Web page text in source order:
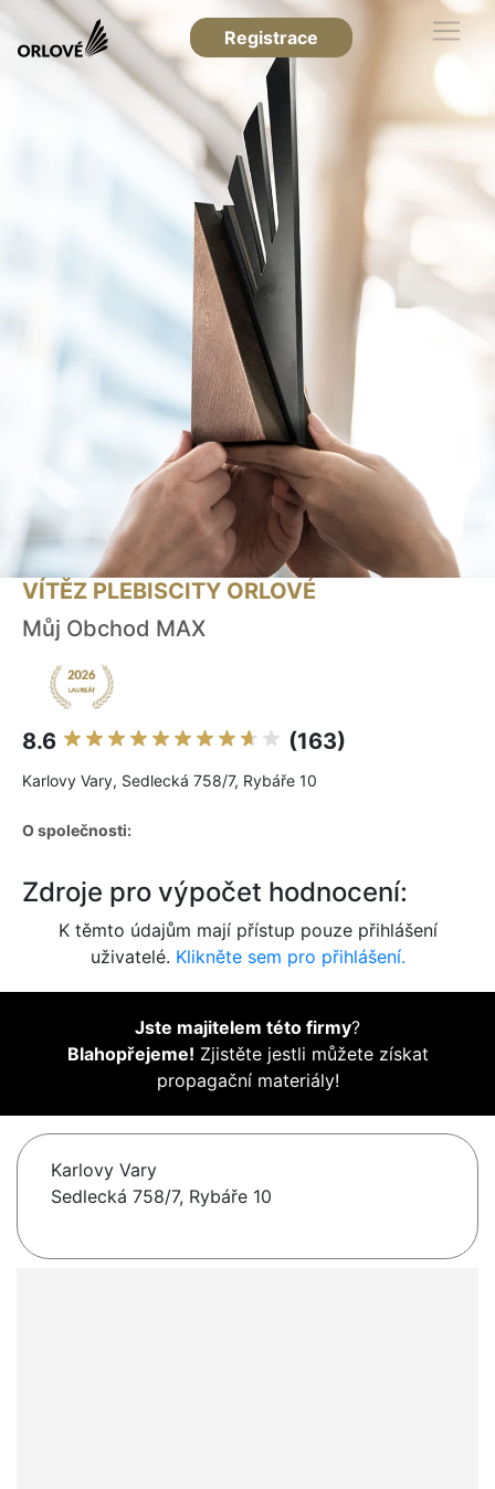
Registrace
VÍTĚZ PLEBISCITY ORLOVÉ
Můj Obchod MAX
8.6 (163)
Karlovy Vary, Sedlecká 758/7, Rybáře 10
O společnosti:
Zdroje pro výpočet hodnocení:
K těmto údajům mají přístup pouze přihlášení
uživatelé. Klikněte sem pro přihlášení.
Jste majitelem této firmy?
Blahopřejeme! Zjistěte jestli můžete získat
propagační materiály!
Karlovy Vary
Sedlecká 758/7, Rybáře 10